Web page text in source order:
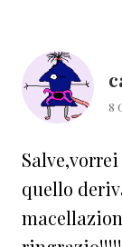
8
quello